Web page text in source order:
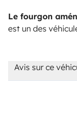
Le fourgon
est un des
Avis sur ce